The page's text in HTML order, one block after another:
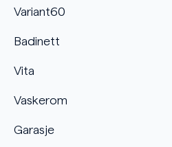
Variant60
Badinett
Vita
Vaskerom
Garasje